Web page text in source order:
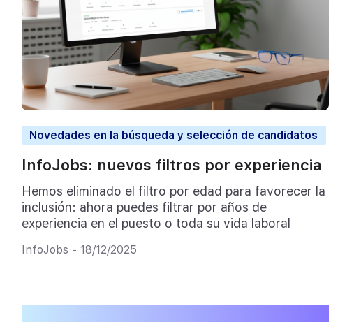
Novedades en la búsqueda y selección de candidatos
InfoJobs: nuevos filtros por experiencia
Hemos eliminado el filtro por edad para favorecer la
inclusión: ahora puedes filtrar por años de
experiencia en el puesto o toda su vida laboral
InfoJobs - 18/12/2025